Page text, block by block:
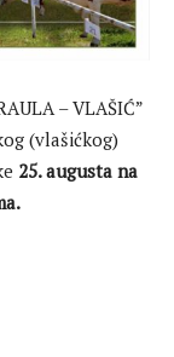
– VLAŠIĆ”
(vlašićkog)
25. augusta na